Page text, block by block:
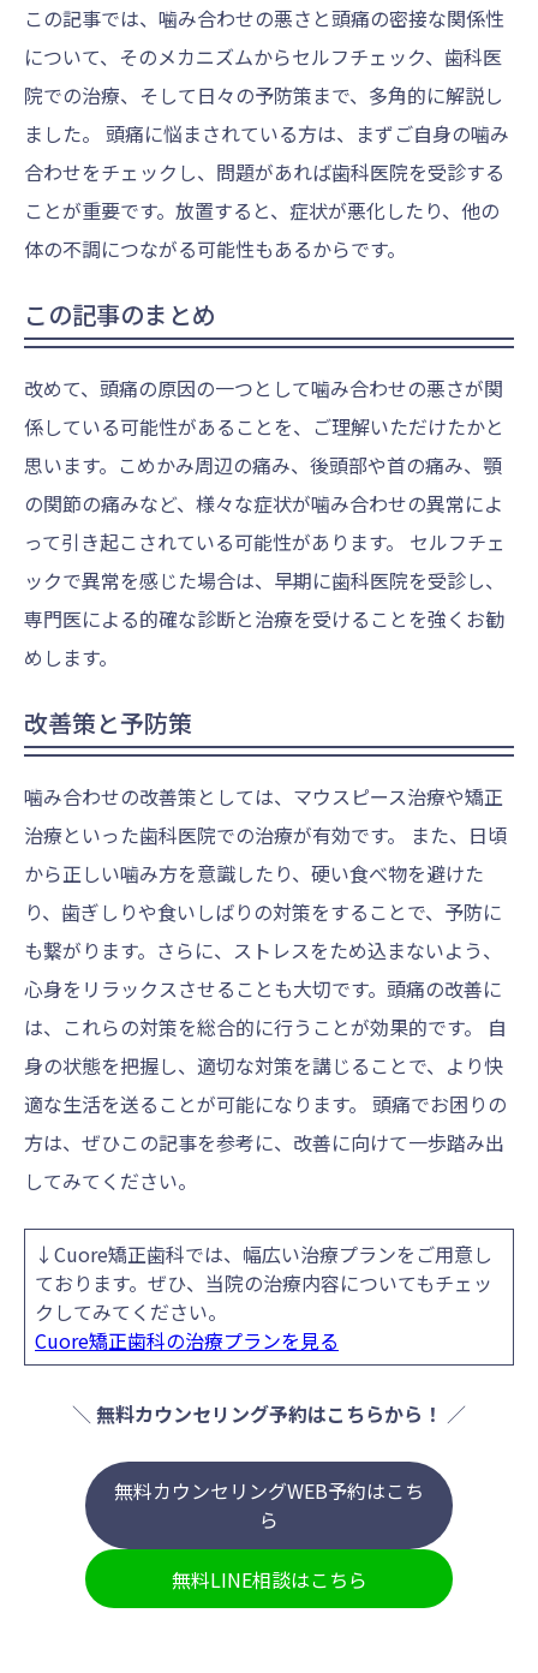
この記事では、噛み合わせの悪さと頭痛の密接な関係性
について、そのメカニズムからセルフチェック、歯科医
院での治療、そして日々の予防策まで、多角的に解説し
ました。 頭痛に悩まされている方は、まずご自身の噛み
合わせをチェックし、問題があれば歯科医院を受診する
ことが重要です。放置すると、症状が悪化したり、他の
体の不調につながる可能性もあるからです。
この記事のまとめ
改めて、頭痛の原因の一つとして噛み合わせの悪さが関
係している可能性があることを、ご理解いただけたかと
思います。こめかみ周辺の痛み、後頭部や首の痛み、顎
の関節の痛みなど、様々な症状が噛み合わせの異常によ
って引き起こされている可能性があります。 セルフチェ
ックで異常を感じた場合は、早期に歯科医院を受診し、
専門医による的確な診断と治療を受けることを強くお勧
めします。
改善策と予防策
噛み合わせの改善策としては、マウスピース治療や矯正
治療といった歯科医院での治療が有効です。 また、日頃
から正しい噛み方を意識したり、硬い食べ物を避けた
り、歯ぎしりや食いしばりの対策をすることで、予防に
も繋がります。さらに、ストレスをため込まないよう、
心身をリラックスさせることも大切です。頭痛の改善に
は、これらの対策を総合的に行うことが効果的です。 自
身の状態を把握し、適切な対策を講じることで、より快
適な生活を送ることが可能になります。 頭痛でお困りの
方は、ぜひこの記事を参考に、改善に向けて一歩踏み出
してみてください。
↓Cuore矯正歯科では、幅広い治療プランをご用意し
ております。ぜひ、当院の治療内容についてもチェッ
クしてみてください。
Cuore矯正歯科の治療プランを見る
＼ 無料カウンセリング予約はこちらから！ ／
無料カウンセリングWEB予約はこち
ら
無料LINE相談はこちら